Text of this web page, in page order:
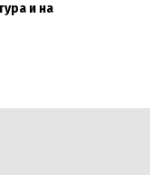
и на